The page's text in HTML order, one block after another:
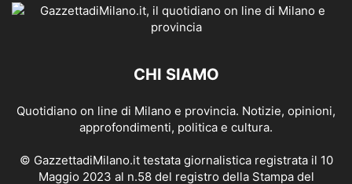
CHI SIAMO
Quotidiano on line di Milano e provincia. Notizie, opinioni,
approfondimenti, politica e cultura.
© GazzettadiMilano.it testata giornalistica registrata il 10
Maggio 2023 al n.58 del registro della Stampa del